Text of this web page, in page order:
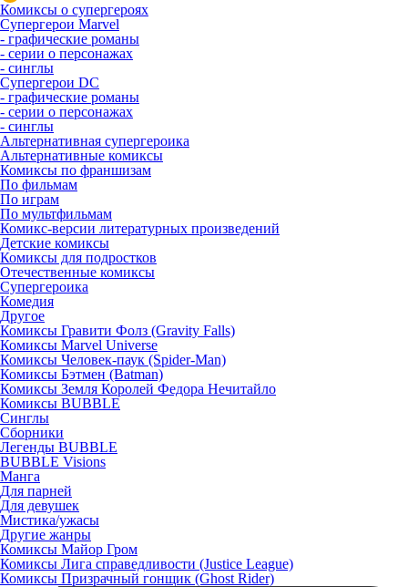
Комиксы о супергероях
Супергерои Marvel
- графические романы
- серии о персонажах
- синглы
Супергерои DC
- графические романы
- серии о персонажах
- синглы
Альтернативная супергероика
Альтернативные комиксы
Комиксы по франшизам
По фильмам
По играм
По мультфильмам
Комикс-версии литературных произведений
Детские комиксы
Комиксы для подростков
Отечественные комиксы
Супергероика
Комедия
Другое
Комиксы Гравити Фолз (Gravity Falls)
Комиксы Marvel Universe
Комиксы Человек-паук (Spider-Man)
Комиксы Бэтмен (Batman)
Комиксы Земля Королей Федора Нечитайло
Комиксы BUBBLE
Синглы
Сборники
Легенды BUBBLE
BUBBLE Visions
Манга
Для парней
Для девушек
Мистика/ужасы
Другие жанры
Комиксы Майор Гром
Комиксы Лига справедливости (Justice League)
Комиксы Призрачный гонщик (Ghost Rider)